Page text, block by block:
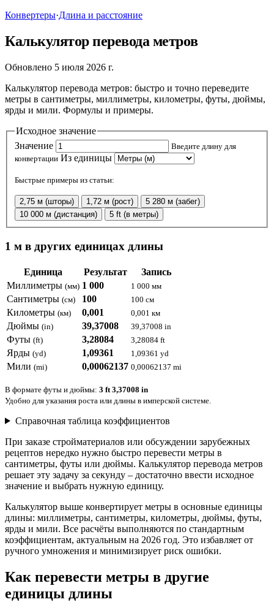
Конвертеры·Длина и расстояние
Калькулятор перевода метров
Обновлено 5 июля 2026 г.
Калькулятор перевода метров: быстро и точно переведите
метры в сантиметры, миллиметры, километры, футы, дюймы,
ярды и мили. Формулы и примеры.
Исходное значение
Значение
Введите длину для
конвертации Из единицы
Быстрые примеры из статьи:
2,75 м (шторы) 1,72 м (рост)
5 280 м (забег)
10 000 м (дистанция)
5 ft (в метры)
1 м в других единицах длины
Единица Результат
Запись
Миллиметры (мм) 1 000 1 000 мм
Сантиметры (см) 100 100 см
Километры (км) 0,001 0,001 км
Дюймы (in) 39,37008 39,37008 in
Футы (ft) 3,28084 3,28084 ft
Ярды (yd) 1,09361 1,09361 yd
Мили (mi) 0,00062137 0,00062137 mi
В формате футы и дюймы: 3 ft 3,37008 in
Удобно для указания роста или длины в имперской системе.
Справочная таблица коэффициентов
При заказе стройматериалов или обсуждении зарубежных
рецептов нередко нужно быстро перевести метры в
сантиметры, футы или дюймы. Калькулятор перевода метров
решает эту задачу за секунду – достаточно ввести исходное
значение и выбрать нужную единицу.
Калькулятор выше конвертирует метры в основные единицы
длины: миллиметры, сантиметры, километры, дюймы, футы,
ярды и мили. Все расчёты выполняются по стандартным
коэффициентам, актуальным на 2026 год. Это избавляет от
ручного умножения и минимизирует риск ошибки.
Как перевести метры в другие
единицы длины